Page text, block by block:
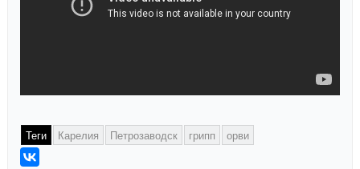
Теги Карелия Петрозаводск грипп орви